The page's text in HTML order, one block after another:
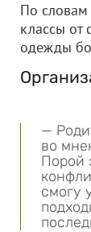
По словам
классы от
одежды
—
во
Порой
смогу